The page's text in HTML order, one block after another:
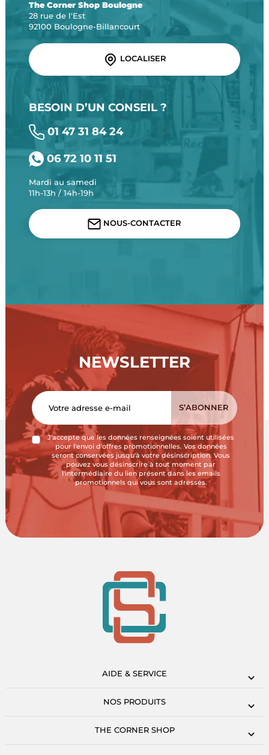
The Corner Shop Boulogne
28 rue de l'Est
92100 Boulogne-Billancourt
LOCALISER
BESOIN D’UN CONSEIL ?
01 47 31 84 24
06 72 10 11 51
Mardi au samedi
11h-13h / 14h-19h
NOUS-CONTACTER
NEWSLETTER
J'accepte que les données renseignées soient utilisées
pour l'envoi d'offres promotionnelles. Vos données
seront conservées jusqu'à votre désinscription. Vous
pouvez vous désinscrire à tout moment par
l'intermédiaire du lien présent dans les emails
promotionnels qui vous sont adressés.
AIDE & SERVICE
NOS PRODUITS
THE CORNER SHOP